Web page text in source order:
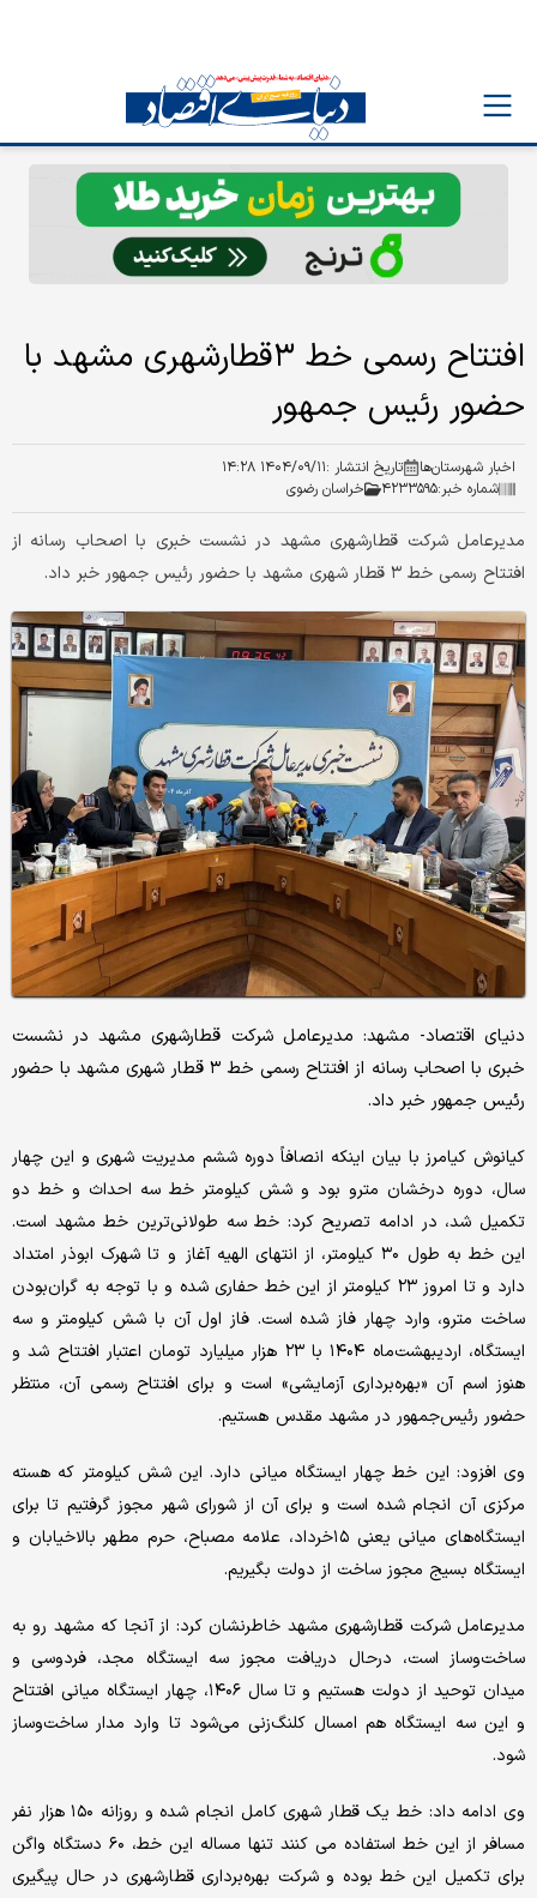
افتتاح رسمی خط ۳قطارشهری مشهد با
حضور رئیس جمهور
اخبار شهرستان‌ها تاریخ انتشار :۱۴۰۴/۰۹/۱۱ ۱۴:۲۸
شماره خبر:۴۲۳۳۵۹۵ خراسان رضوی
مدیرعامل شرکت قطارشهری مشهد در نشست خبری با اصحاب رسانه از
افتتاح رسمی خط ۳ قطار شهری مشهد با حضور رئیس جمهور خبر داد.
دنیای اقتصاد- مشهد: مدیرعامل شرکت قطارشهری مشهد در نشست
خبری با اصحاب رسانه از افتتاح رسمی خط ۳ قطار شهری مشهد با حضور
رئیس جمهور خبر داد.
کیانوش کیامرز با بیان اینکه انصافاً دوره ششم مدیریت شهری و این چهار
سال، دوره درخشان مترو بود و شش کیلومتر خط سه احداث و خط دو
تکمیل شد، در ادامه تصریح کرد: خط سه طولانی‌ترین خط مشهد است.
این خط به طول ۳۰ کیلومتر، از انتهای الهیه آغاز و تا شهرک ابوذر امتداد
دارد و تا امروز ۲۳ کیلومتر از این خط حفاری شده و با توجه به گران‌بودن
ساخت مترو، وارد چهار فاز شده است. فاز اول آن با شش کیلومتر و سه
ایستگاه، اردیبهشت‌ماه ۱۴۰۴ با ۲۳ هزار میلیارد تومان اعتبار افتتاح شد و
هنوز اسم آن «بهره‌برداری آزمایشی» است و برای افتتاح رسمی آن، منتظر
حضور رئیس‌جمهور در مشهد مقدس هستیم.
وی افزود: این خط چهار ایستگاه میانی دارد. این شش کیلومتر که هسته
مرکزی آن انجام شده است و برای آن از شورای شهر مجوز گرفتیم تا برای
ایستگاه‌های میانی یعنی ۱۵خرداد، علامه مصباح، حرم مطهر بالاخیابان و
ایستگاه بسیج مجوز ساخت از دولت بگیریم.
مدیرعامل شرکت قطارشهری مشهد خاطرنشان کرد: از آنجا که مشهد رو به
ساخت‌وساز است، درحال دریافت مجوز سه ایستگاه مجد، فردوسی و
میدان توحید از دولت هستیم و تا سال ۱۴۰۶، چهار ایستگاه میانی افتتاح
و این سه ایستگاه هم امسال کلنگ‌زنی می‌شود تا وارد مدار ساخت‌وساز
شود.
وی ادامه داد: خط یک قطار شهری کامل انجام شده و روزانه ۱۵۰ هزار نفر
مسافر از این خط استفاده می کنند تنها مساله این خط، ۶۰ دستگاه واگن
برای تکمیل این خط بوده و شرکت بهره‌برداری قطارشهری در حال پیگیری